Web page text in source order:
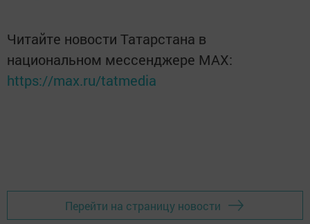
Читайте новости Татарстана в
национальном мессенджере MАХ:
https://max.ru/tatmedia
Перейти на страницу новости